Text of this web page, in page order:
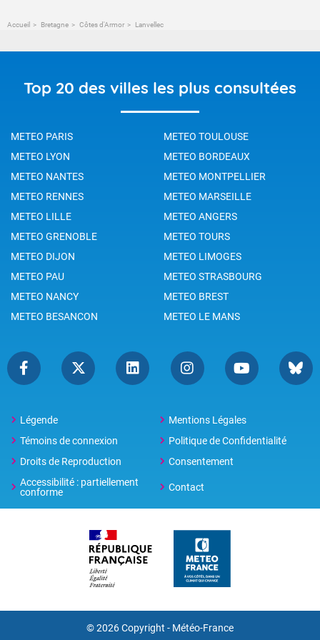
Accueil Bretagne Côtes d'Armor Lanvellec
Top 20 des villes les plus consultées
METEO PARIS
METEO TOULOUSE
METEO LYON
METEO BORDEAUX
METEO NANTES
METEO MONTPELLIER
METEO RENNES
METEO MARSEILLE
METEO LILLE
METEO ANGERS
METEO GRENOBLE
METEO TOURS
METEO DIJON
METEO LIMOGES
METEO PAU
METEO STRASBOURG
METEO NANCY
METEO BREST
METEO BESANCON
METEO LE MANS
Légende
Mentions Légales
Témoins de connexion
Politique de Confidentialité
Droits de Reproduction
Consentement
Accessibilité : partiellement
conforme
Contact
© 2026 Copyright - Météo-France